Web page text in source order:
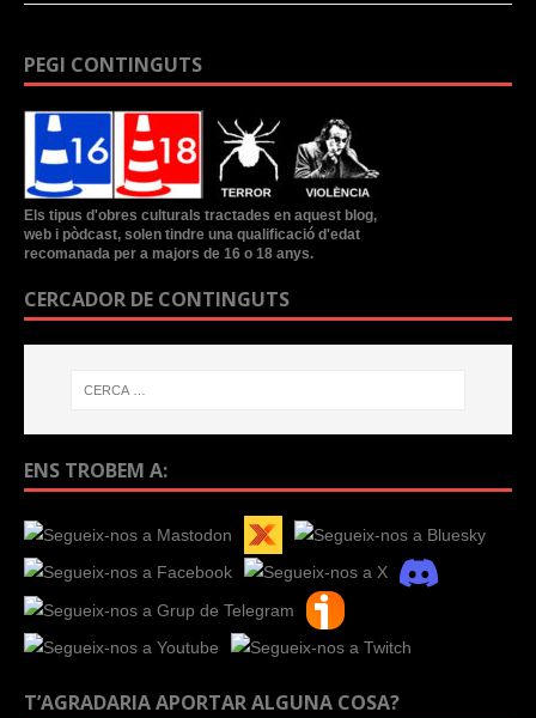
PEGI CONTINGUTS
Els tipus d'obres culturals tractades en aquest blog,
web i pòdcast, solen tindre una qualificació d'edat
recomanada per a majors de 16 o 18 anys.
CERCADOR DE CONTINGUTS
ENS TROBEM A:
T’AGRADARIA APORTAR ALGUNA COSA?